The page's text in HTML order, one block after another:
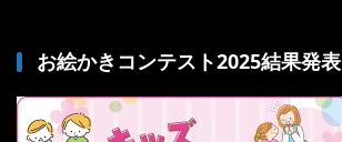
お絵かきコンテスト2025結果発表